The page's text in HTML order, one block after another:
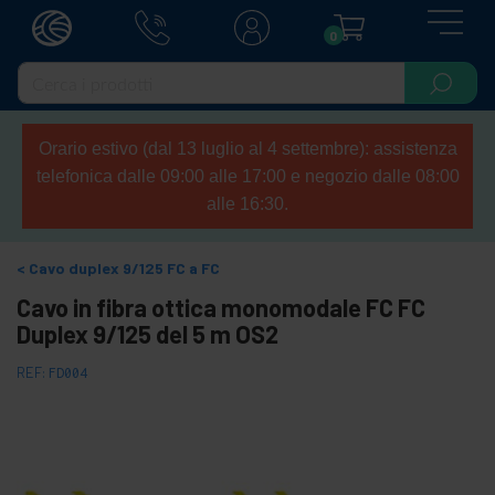
0
Orario estivo (dal 13 luglio al 4 settembre): assistenza
telefonica dalle 09:00 alle 17:00 e negozio dalle 08:00
alle 16:30.
Cavo duplex 9/125 FC a FC
Cavo in fibra ottica monomodale FC FC
Duplex 9/125 del 5 m OS2
REF: FD004